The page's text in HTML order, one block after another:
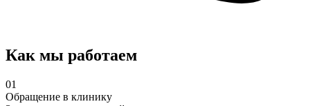
Как мы работаем
01
Обращение в клинику